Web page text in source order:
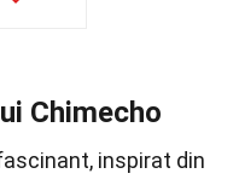
Chimecho
inspirat din